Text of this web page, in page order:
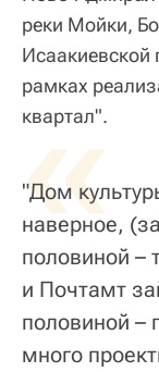
реки Мойки,
Исаакиевской
рамках
квартал".
«
"Дом
наверное,
половиной –
и Почтамт
половиной –
много